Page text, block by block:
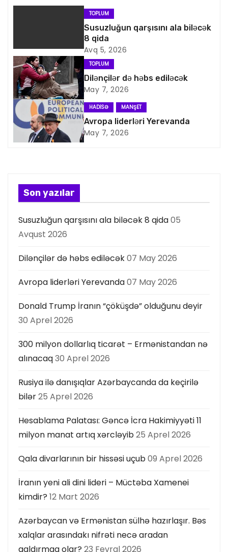
a
i
q
a
s
i
a
s
ı
TOPLUM
Susuzluğun qarşısını ala biləcək
8 qida
Avq 5, 2026
TOPLUM
Dilənçilər də həbs ediləcək
May 7, 2026
HADISƏ MANŞET
Avropa liderləri Yerevanda
May 7, 2026
Son yazılar
Susuzluğun qarşısını ala biləcək 8 qida05
Avqust 2026
Dilənçilər də həbs ediləcək07 May 2026
Avropa liderləri Yerevanda07 May 2026
Donald Trump İranın “çöküşdə” olduğunu deyir
30 Aprel 2026
300 milyon dollarlıq ticarət – Ermənistandan nə
alınacaq30 Aprel 2026
Rusiya ilə danışıqlar Azərbaycanda da keçirilə
bilər25 Aprel 2026
Hesablama Palatası: Gəncə İcra Hakimiyyəti 11
milyon manat artıq xərcləyib25 Aprel 2026
Qala divarlarının bir hissəsi uçub09 Aprel 2026
İranın yeni ali dini lideri – Müctəba Xamenei
kimdir? 12 Mart 2026
Azərbaycan və Ermənistan sülhə hazırlaşır. Bəs
xalqlar arasındakı nifrəti necə aradan
qaldırmaq olar? 23 Fevral 2026